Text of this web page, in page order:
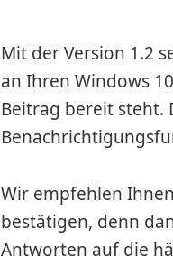
Mit der Version 1.2
an Ihren Windows
Beitrag bereit steht.
Wir empfehlen
bestätigen, denn
Antworten auf die